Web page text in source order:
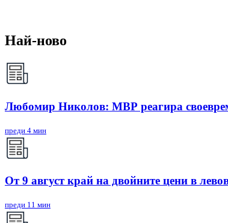
Най-ново
Любомир Николов: МВР реагира
преди 4 мин
От 9 август край на двойните цени в
преди 11 мин